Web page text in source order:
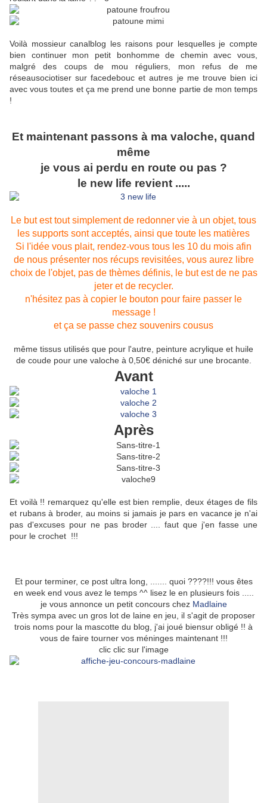
Voilà mossieur canalblog les raisons pour lesquelles je compte
bien continuer mon petit bonhomme de chemin avec vous,
malgré des coups de mou réguliers, mon refus de me
réseausociotiser sur facedebouc et autres je me trouve bien ici
avec vous toutes et ça me prend une bonne partie de mon temps
!
Et maintenant passons à ma valoche, quand
même
je vous ai perdu en route ou pas ?
le new life revient .....
Le but est tout simplement de redonner vie à un objet, tous
les supports sont acceptés, ainsi que toute les matières
Si l'idée vous plait, rendez-vous tous les 10 du mois afin
de nous présenter nos récups revisitées, vous aurez libre
choix de l'objet, pas de thèmes définis, le but est de ne pas
jeter et de recycler.
n'hésitez pas à copier le bouton pour faire passer le
message !
et ça se passe chez souvenirs cousus
même tissus utilisés que pour l'autre, peinture acrylique et huile
de coude pour une valoche à 0,50€ déniché sur une brocante.
Avant
Après
Et voilà !! remarquez qu'elle est bien remplie, deux étages de fils
et rubans à broder, au moins si jamais je pars en vacance je n'ai
pas d'excuses pour ne pas broder .... faut que j'en fasse une
pour le crochet !!!
Et pour terminer, ce post ultra long, ....... quoi ????!!! vous êtes
en week end vous avez le temps ^^ lisez le en plusieurs fois .....
je vous annonce un petit concours chez Madlaine
Très sympa avec un gros lot de laine en jeu, il s'agit de proposer
trois noms pour la mascotte du blog, j'ai joué biensur obligé !! à
vous de faire tourner vos méninges maintenant !!!
clic clic sur l'image